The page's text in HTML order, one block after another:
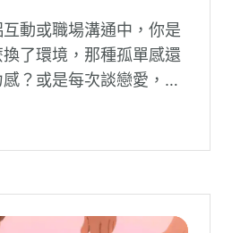
動或職場溝通中，你是
了環境，那種孤單感還
？或是每次談戀愛，總